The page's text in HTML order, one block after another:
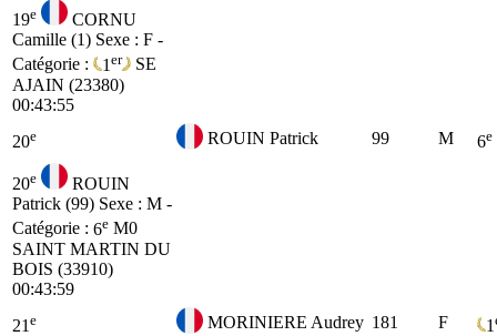
19e
CORNU
Camille (1) Sexe : F -
Catégorie :
1 er
SE
AJAIN (23380)
00:43:55
20e ROUIN Patrick 99 M 6e
20e
ROUIN
Patrick (99) Sexe : M -
Catégorie : 6e M0
SAINT MARTIN DU
BOIS (33910)
00:43:59
21 e MORINIERE Audrey 181 F 1